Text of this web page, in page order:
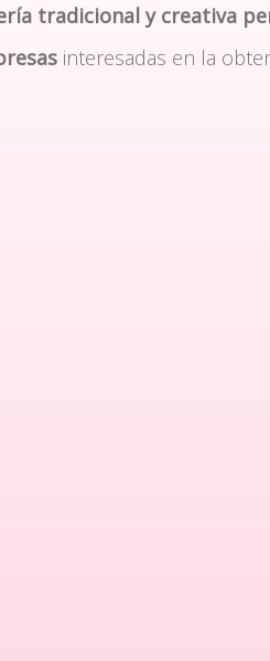
tradicional y creativa
interesadas en la